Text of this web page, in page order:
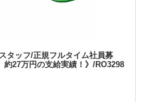
タッフ/正規フルタイム社員募
27万円の支給実績！》/RO3298